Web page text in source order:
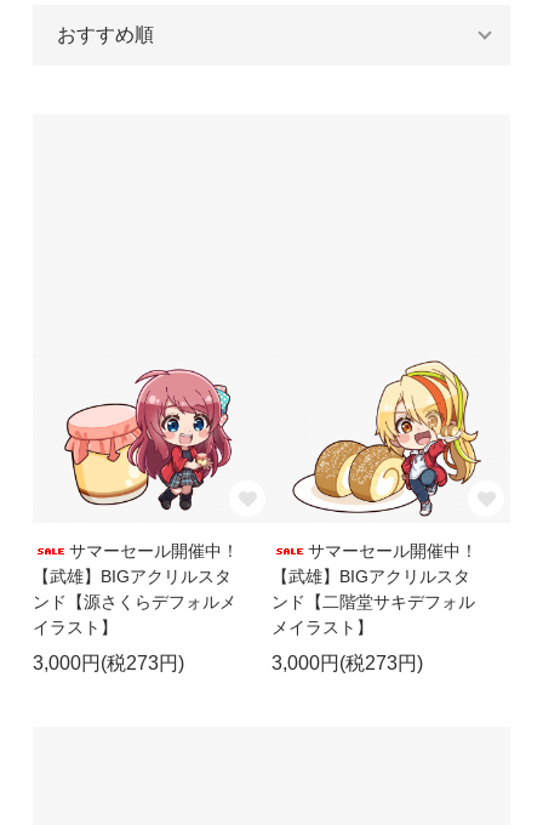
サマーセール開催中！
【武雄】BIGアクリルスタ
ンド【源さくらデフォルメ
イラスト】
3,000円(税273円)
サマーセール開催中！
【武雄】BIGアクリルスタ
ンド【二階堂サキデフォル
メイラスト】
3,000円(税273円)